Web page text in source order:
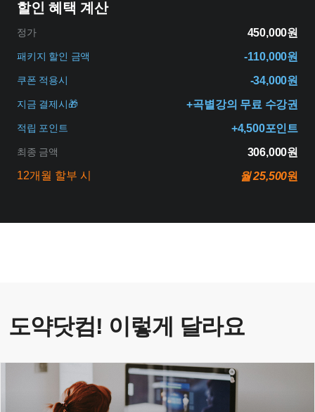
할인 혜택 계산
정가 450,000원
패키지 할인 금액 -110,000원
쿠폰 적용시 -34,000원
지금 결제시🎁 +곡별강의 무료 수강권
적립 포인트 +4,500포인트
최종 금액
306,000원
12개월 할부 시
월 25,500원
도약닷컴! 이렇게 달라요